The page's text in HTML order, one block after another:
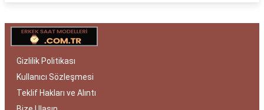
Gizlilik Politikası
Kullanıcı Sözleşmesi
Teklif Hakları ve Alıntı